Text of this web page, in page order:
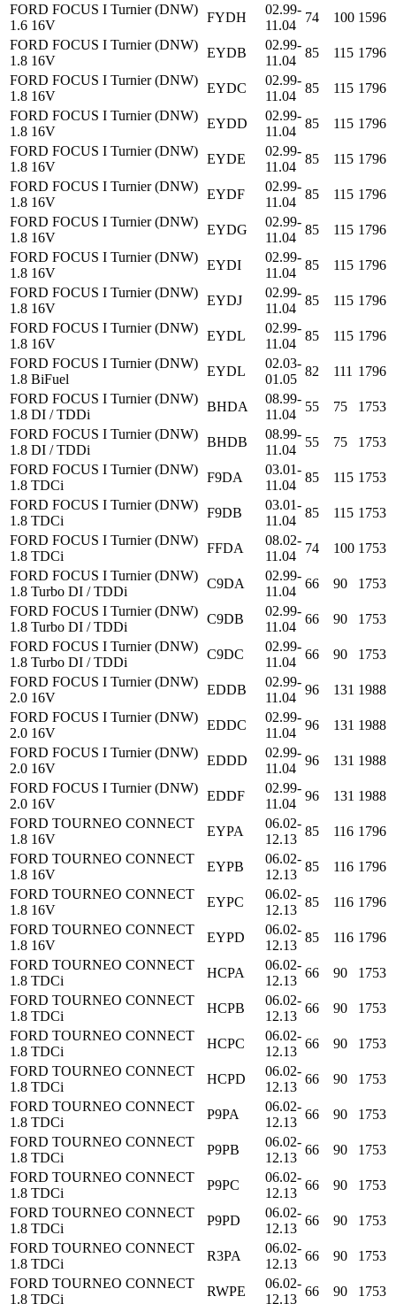
FORD FOCUS I Turnier (DNW)
1.6 16V
FYDH
02.99-
11.04
74 100 1596
FORD FOCUS I Turnier (DNW)
1.8 16V
EYDB
02.99-
11.04
85 115 1796
FORD FOCUS I Turnier (DNW)
1.8 16V
EYDC
02.99-
11.04
85 115 1796
FORD FOCUS I Turnier (DNW)
1.8 16V
EYDD
02.99-
11.04
85 115 1796
FORD FOCUS I Turnier (DNW)
1.8 16V
EYDE
02.99-
11.04
85 115 1796
FORD FOCUS I Turnier (DNW)
1.8 16V
EYDF
02.99-
11.04
85 115 1796
FORD FOCUS I Turnier (DNW)
1.8 16V
EYDG
02.99-
11.04
85 115 1796
FORD FOCUS I Turnier (DNW)
1.8 16V
EYDI
02.99-
11.04
85 115 1796
FORD FOCUS I Turnier (DNW)
1.8 16V
EYDJ
02.99-
11.04
85 115 1796
FORD FOCUS I Turnier (DNW)
1.8 16V
EYDL
02.99-
11.04
85 115 1796
FORD FOCUS I Turnier (DNW)
1.8 BiFuel
EYDL
02.03-
01.05
82 111 1796
FORD FOCUS I Turnier (DNW)
1.8 DI / TDDi
BHDA
08.99-
11.04
55 75
1753
FORD FOCUS I Turnier (DNW)
1.8 DI / TDDi
BHDB
08.99-
11.04
55 75
1753
FORD FOCUS I Turnier (DNW)
1.8 TDCi
F9DA
03.01-
11.04
85 115 1753
FORD FOCUS I Turnier (DNW)
1.8 TDCi
F9DB
03.01-
11.04
85 115 1753
FORD FOCUS I Turnier (DNW)
1.8 TDCi
FFDA
08.02-
11.04
74 100 1753
FORD FOCUS I Turnier (DNW)
1.8 Turbo DI / TDDi
C9DA
02.99-
11.04
66 90
1753
FORD FOCUS I Turnier (DNW)
1.8 Turbo DI / TDDi
C9DB
02.99-
11.04
66 90
1753
FORD FOCUS I Turnier (DNW)
1.8 Turbo DI / TDDi
C9DC
02.99-
11.04
66 90
1753
FORD FOCUS I Turnier (DNW)
2.0 16V
EDDB
02.99-
11.04
96 131 1988
FORD FOCUS I Turnier (DNW)
2.0 16V
EDDC
02.99-
11.04
96 131 1988
FORD FOCUS I Turnier (DNW)
2.0 16V
EDDD
02.99-
11.04
96 131 1988
FORD FOCUS I Turnier (DNW)
2.0 16V
EDDF
02.99-
11.04
96 131 1988
FORD TOURNEO CONNECT
1.8 16V
EYPA
06.02-
12.13
85 116 1796
FORD TOURNEO CONNECT
1.8 16V
EYPB
06.02-
12.13
85 116 1796
FORD TOURNEO CONNECT
1.8 16V
EYPC
06.02-
12.13
85 116 1796
FORD TOURNEO CONNECT
1.8 16V
EYPD
06.02-
12.13
85 116 1796
FORD TOURNEO CONNECT
1.8 TDCi
HCPA
06.02-
12.13
66 90
1753
FORD TOURNEO CONNECT
1.8 TDCi
HCPB
06.02-
12.13
66 90
1753
FORD TOURNEO CONNECT
1.8 TDCi
HCPC
06.02-
12.13
66 90
1753
FORD TOURNEO CONNECT
1.8 TDCi
HCPD
06.02-
12.13
66 90
1753
FORD TOURNEO CONNECT
1.8 TDCi
P9PA
06.02-
12.13
66 90
1753
FORD TOURNEO CONNECT
1.8 TDCi
P9PB
06.02-
12.13
66 90
1753
FORD TOURNEO CONNECT
1.8 TDCi
P9PC
06.02-
12.13
66 90
1753
FORD TOURNEO CONNECT
1.8 TDCi
P9PD
06.02-
12.13
66 90
1753
FORD TOURNEO CONNECT
1.8 TDCi
R3PA
06.02-
12.13
66 90
1753
FORD TOURNEO CONNECT
1.8 TDCi
RWPE
06.02-
12.13
66 90 1753